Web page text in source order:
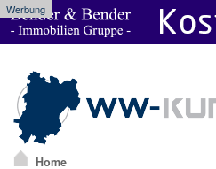
Werbung
Home